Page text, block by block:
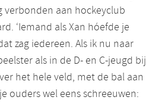
verbonden aan hockeyclub
‘Iemand als Xan hóefde je
zag iedereen. Als ik nu naar
als in de D- en C-jeugd bij
het hele veld, met de bal aan
ouders wel eens schreeuwen: